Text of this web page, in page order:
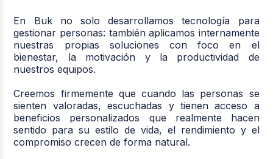
En Buk no solo desarrollamos tecnología para
gestionar personas: también aplicamos internamente
nuestras propias soluciones con foco en el
bienestar, la motivación y la productividad de
nuestros equipos.
Creemos firmemente que cuando las personas se
sienten valoradas, escuchadas y tienen acceso a
beneficios personalizados que realmente hacen
sentido para su estilo de vida, el rendimiento y el
compromiso crecen de forma natural.